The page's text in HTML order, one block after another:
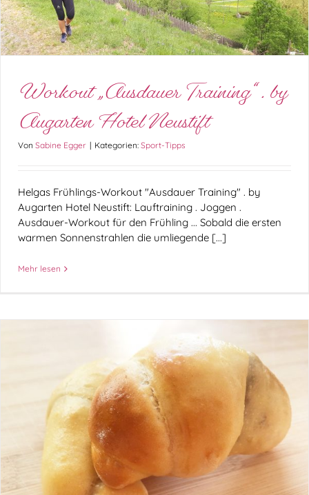
Sport-Tipps
Workout „Ausdauer Training“ . by
Augarten Hotel Neustift
Von Sabine Egger | Kategorien: Sport-Tipps
Helgas Frühlings-Workout "Ausdauer Training" . by
Augarten Hotel Neustift: Lauftraining . Joggen .
Ausdauer-Workout für den Frühling ... Sobald die ersten
warmen Sonnenstrahlen die umliegende [...]
Mehr lesen
Oma´s leckere Nusskipferln . by Augarten
Hotel Neustift
Rezepte